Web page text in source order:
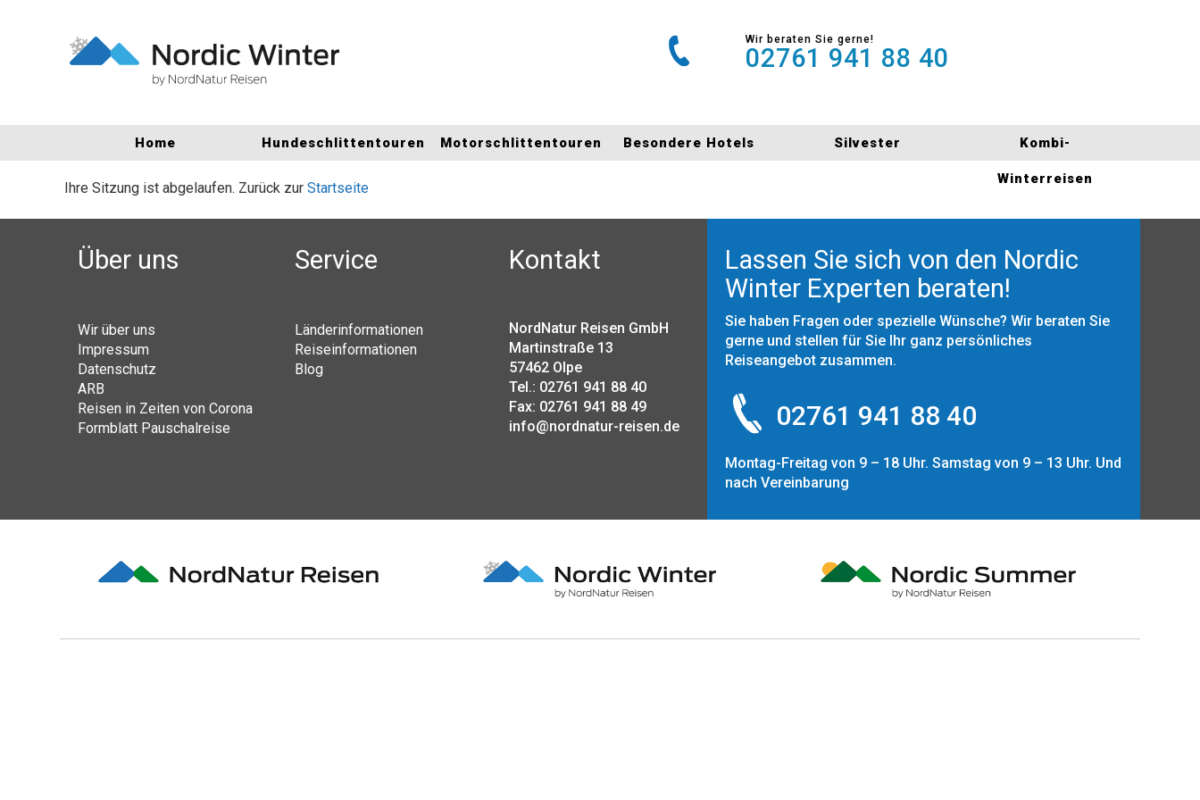
Wir beraten Sie gerne!
02761 941 88 40
Home Hundeschlittentouren Motorschlittentouren Besondere Hotels Silvester Kombi-
Winterreisen
Ihre Sitzung ist abgelaufen. Zurück zur Startseite
Über uns
Wir über uns
Impressum
Datenschutz
ARB
Reisen in Zeiten von Corona
Formblatt Pauschalreise
Service
Länderinformationen
Reiseinformationen
Blog
Kontakt
NordNatur Reisen GmbH
Martinstraße 13
57462 Olpe
Tel.: 02761 941 88 40
Fax: 02761 941 88 49
info@nordnatur-reisen.de
Lassen Sie sich von den Nordic
Winter Experten beraten!
Sie haben Fragen oder spezielle Wünsche? Wir beraten Sie
gerne und stellen für Sie Ihr ganz persönliches
Reiseangebot zusammen.
02761 941 88 40
Montag-Freitag von 9 – 18 Uhr. Samstag von 9 – 13 Uhr. Und
nach Vereinbarung